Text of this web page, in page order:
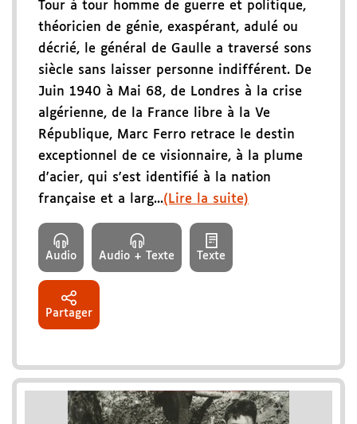
Tour à tour homme de guerre et politique,
théoricien de génie, exaspérant, adulé ou
décrié, le général de Gaulle a traversé sons
siècle sans laisser personne indifférent. De
Juin 1940 à Mai 68, de Londres à la crise
algérienne, de la France libre à la Ve
République, Marc Ferro retrace le destin
exceptionnel de ce visionnaire, à la plume
d'acier, qui s'est identifié à la nation
française et a larg...(Lire la suite)
Audio Audio + Texte Texte
Partager